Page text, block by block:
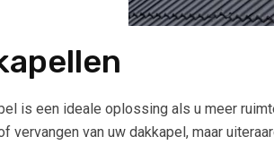
is een ideale oplossing als u meer
vervangen van uw dakkapel, maar